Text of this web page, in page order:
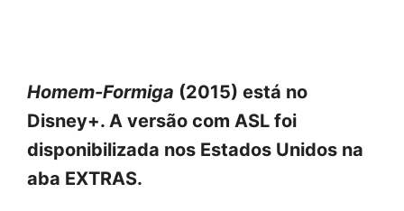
Homem-Formiga (2015) está no
Disney+. A versão com ASL foi
disponibilizada nos Estados Unidos na
aba EXTRAS.